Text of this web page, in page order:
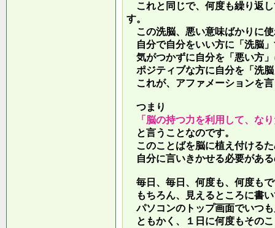
これと同じで、何度も繰り返
す。
この洗脳、悪い意味ばかりに
自分で自分をいい方に「洗脳
気がつかずに自分を「悪い方
ポジティブな方に自分を「洗
これが、アファメーションを
つまり
「脳の持つ力を利用して、な
と言うことなのです。
このことばを脳に植え付ける
自分に言いきかせる必要があ
毎日、毎日、何度も、何度も
もちろん、見えるところに書
パソコンのトップ画面でいつ
ともかく、１日に何度もその